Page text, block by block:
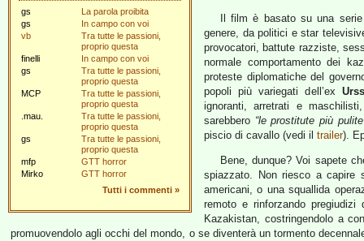
gs
La parola proibita
gs
In campo con voi
vb
Tra tutte le passioni,
proprio questa
finelli
In campo con voi
gs
Tra tutte le passioni,
proprio questa
MCP
Tra tutte le passioni,
proprio questa
.mau.
Tra tutte le passioni,
proprio questa
gs
Tra tutte le passioni,
proprio questa
mfp
GTT horror
Mirko
GTT horror
Tutti i commenti »
Il film è basato su una
genere, da politici e star
provocatori, battute razziste,
normale comportamento dei
proteste diplomatiche del
popoli più variegati dell’ex Urss
ignoranti, arretrati e
sarebbero “le prostitute più
piscio di cavallo (vedi il trailer).
Bene, dunque? Voi sapete
spiazzato. Non riesco a capire
americani, o una squallida
remoto e rinforzando
Kazakistan, costringendolo a
promuovendolo agli occhi del mondo, o se diventerà un tormento